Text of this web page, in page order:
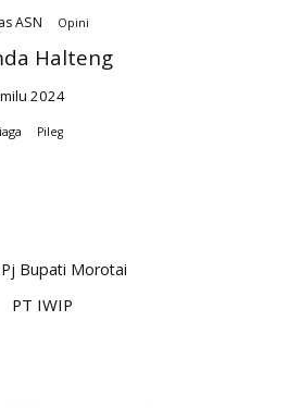
ASN Opini
Halteng
2024
Pileg
Pj Bupati Morotai
PT IWIP